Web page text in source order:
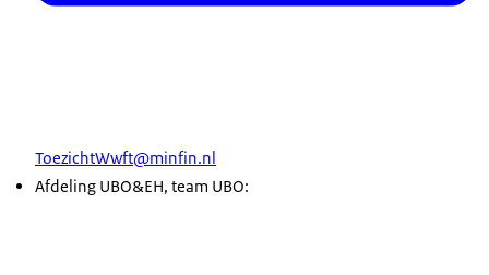
ToezichtWwft@minfin.nl
Afdeling UBO&EH, team UBO: